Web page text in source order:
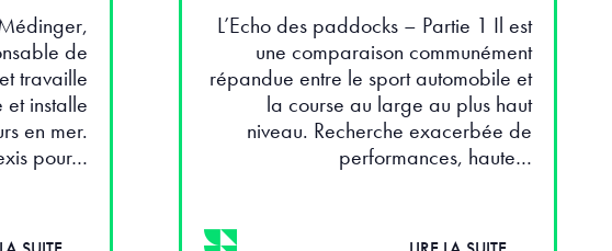
de
travaille
installe
en mer.
pour…
L’Echo des paddocks – Partie 1 Il est
une comparaison communément
répandue entre le sport automobile et
la course au large au plus haut
niveau. Recherche exacerbée de
performances, haute…